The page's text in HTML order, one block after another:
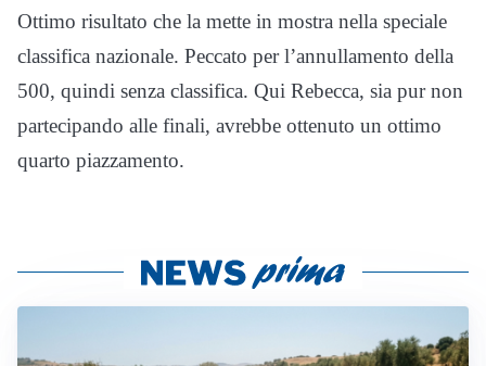
Ottimo risultato che la mette in mostra nella speciale
classifica nazionale. Peccato per l’annullamento della
500, quindi senza classifica. Qui Rebecca, sia pur non
partecipando alle finali, avrebbe ottenuto un ottimo
quarto piazzamento.